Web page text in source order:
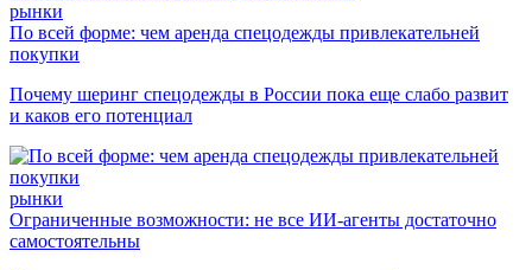
рынки
По всей форме: чем аренда спецодежды привлекательней
покупки
Почему шеринг спецодежды в России пока еще слабо развит
и каков его потенциал
рынки
Ограниченные возможности: не все ИИ-агенты достаточно
самостоятельны